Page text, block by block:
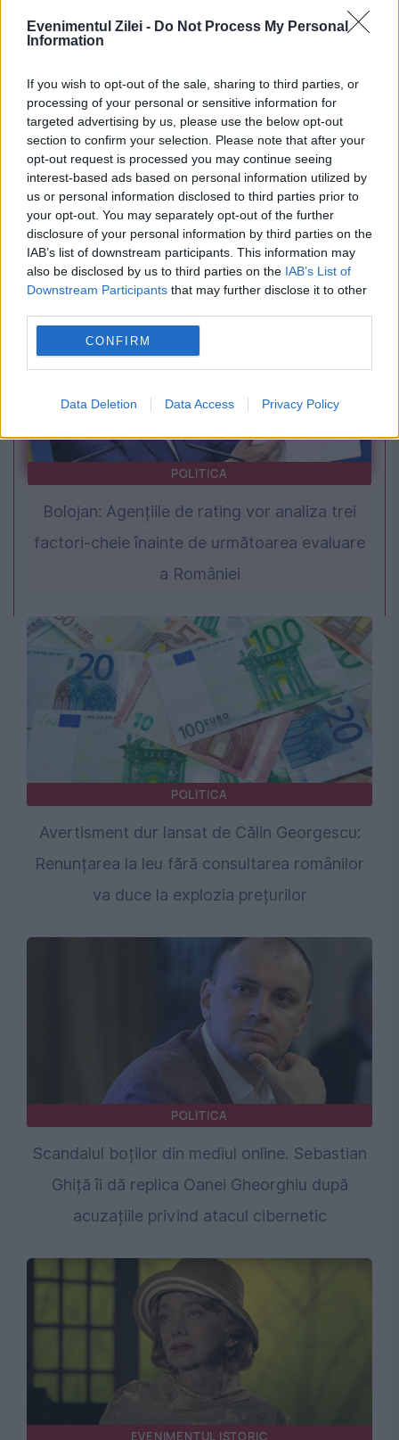
Evenimentul Zilei - Do Not Process My Personal
Information
If you wish to opt-out of the sale, sharing to third parties, or
processing of your personal or sensitive information for
targeted advertising by us, please use the below opt-out
section to confirm your selection. Please note that after your
opt-out request is processed you may continue seeing
interest-based ads based on personal information utilized by
us or personal information disclosed to third parties prior to
your opt-out. You may separately opt-out of the further
disclosure of your personal information by third parties on the
IAB’s list of downstream participants. This information may
also be disclosed by us to third parties on the IAB’s List of
Downstream Participants that may further disclose it to other
CONFIRM
Data Deletion Data Access Privacy Policy
MONDEN
A murit Mary Egida Rivera, actrița care a
interpretat-o pe bunica lui Ned în „Spider-Man:
No Way Home”
POLITICA
Bolojan: Agențiile de rating vor analiza trei
factori-cheie înainte de următoarea evaluare
a României
POLITICA
Avertisment dur lansat de Călin Georgescu:
Renunțarea la leu fără consultarea românilor
va duce la explozia prețurilor
POLITICA
Scandalul boților din mediul online. Sebastian
Ghiță îi dă replica Oanei Gheorghiu după
acuzațiile privind atacul cibernetic
EVENIMENTUL ISTORIC